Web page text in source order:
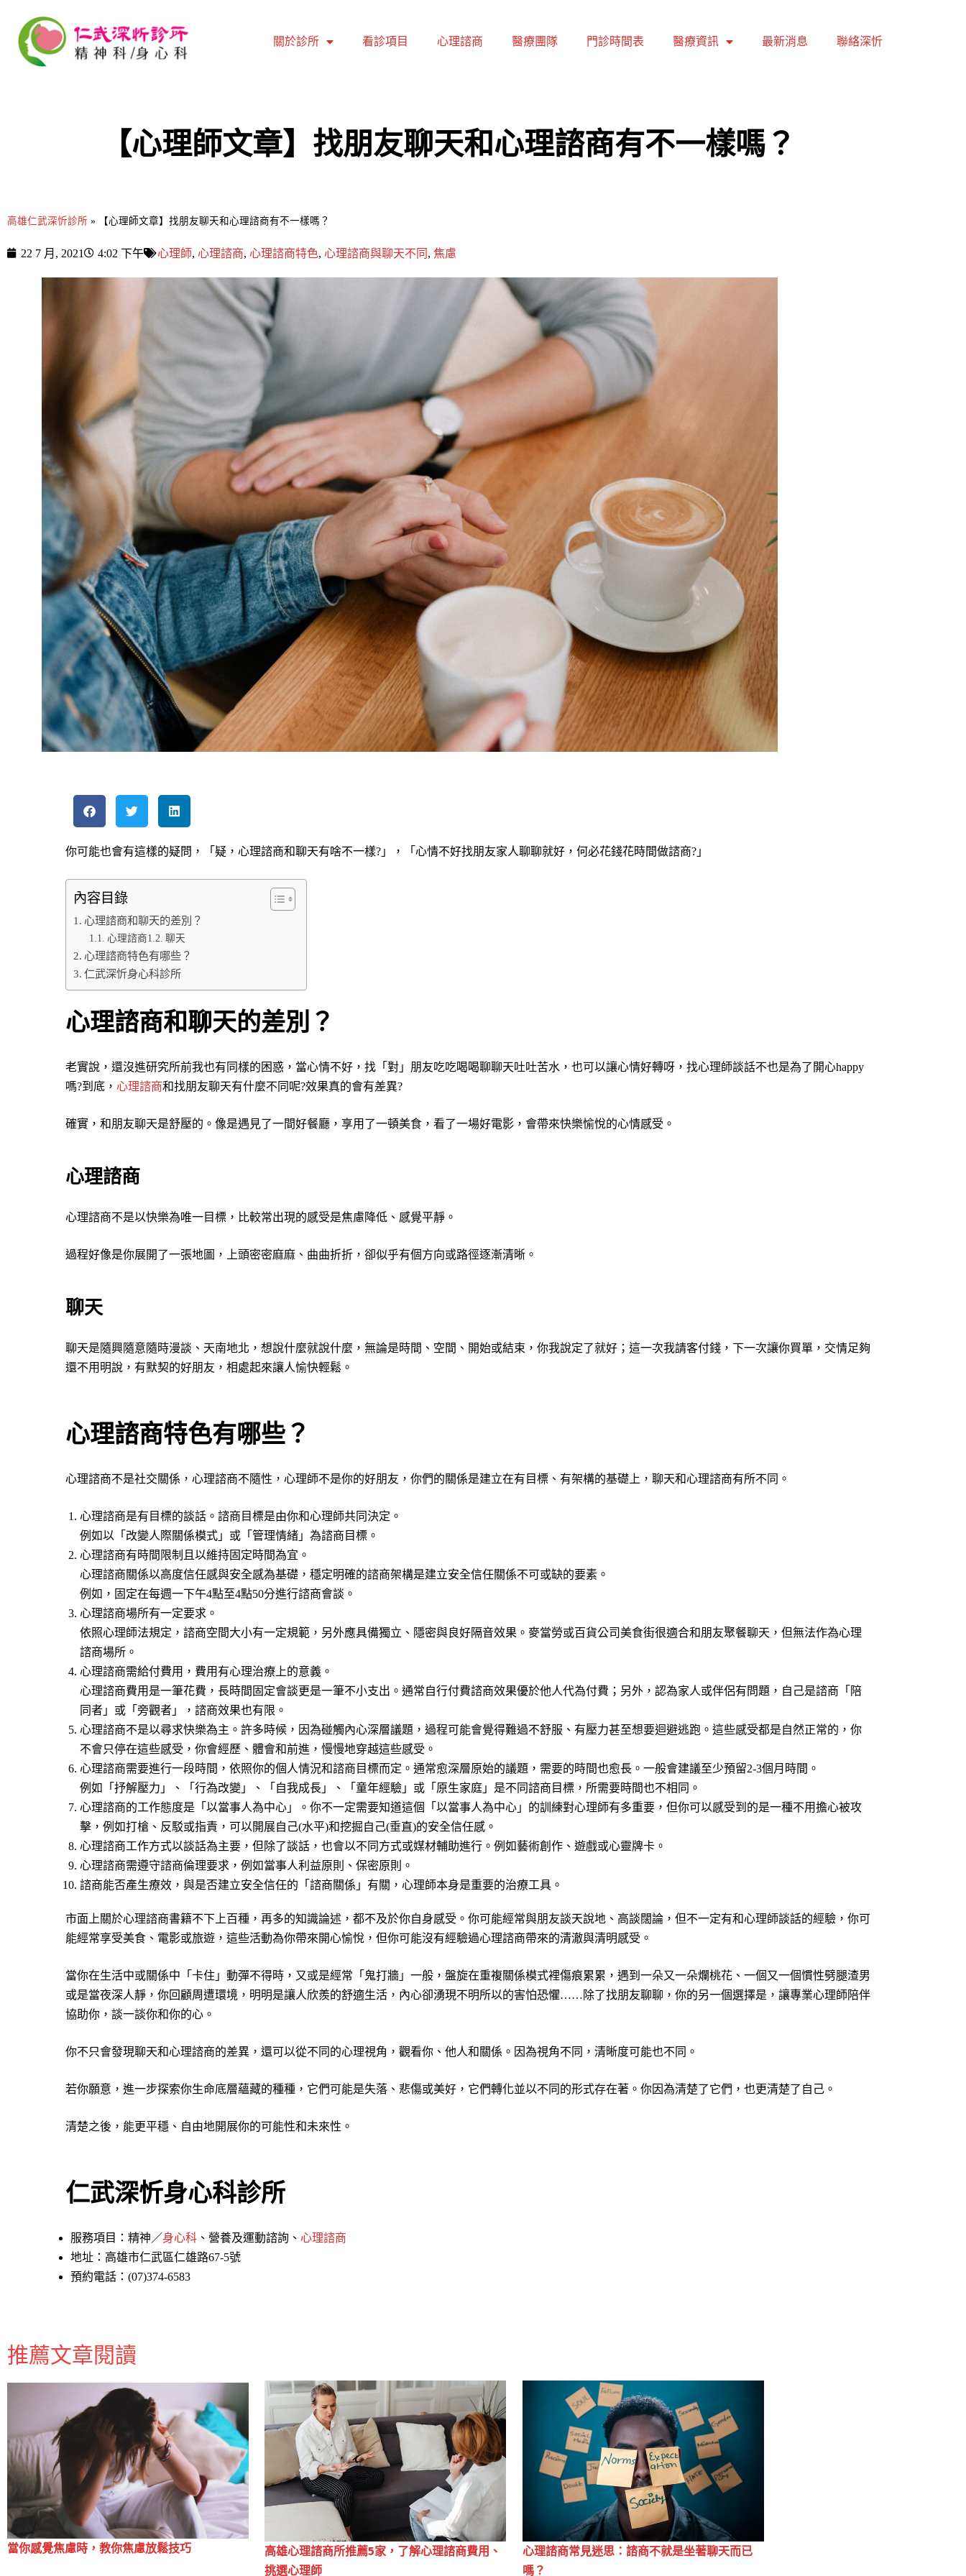
關於診所 看診項目 心理諮商 醫療團隊 門診時間表 醫療資訊 最新消息 聯絡深忻
【心理師文章】找朋友聊天和心理諮商有不一樣嗎？
高雄仁武深忻診所 » 【心理師文章】找朋友聊天和心理諮商有不一樣嗎？
22 7 月, 2021 4:02 下午 心理師, 心理諮商, 心理諮商特色, 心理諮商與聊天不同 , 焦慮
你可能也會有這樣的疑問，「疑，心理諮商和聊天有啥不一樣?」，「心情不好找朋友家人聊聊就好，何必花錢花時間做諮商?」
內容目錄
心理諮商和聊天的差別？
心理諮商 聊天
心理諮商特色有哪些？
仁武深忻身心科診所
心理諮商和聊天的差別？
老實說，還沒進研究所前我也有同樣的困惑，當心情不好，找「對」朋友吃吃喝喝聊聊天吐吐苦水，也可以讓心情好轉呀，找心理師談話不也是為了開心happy
嗎?到底， 心理諮商和找朋友聊天有什麼不同呢?效果真的會有差異?
確實，和朋友聊天是舒壓的。像是遇見了一間好餐廳，享用了一頓美食，看了一場好電影，會帶來快樂愉悅的心情感受。
心理諮商
心理諮商不是以快樂為唯一目標，比較常出現的感受是焦慮降低、感覺平靜。
過程好像是你展開了一張地圖，上頭密密麻麻、曲曲折折，卻似乎有個方向或路徑逐漸清晰。
聊天
聊天是隨興隨意隨時漫談、天南地北，想說什麼就說什麼，無論是時間、空間、開始或結束，你我說定了就好；這一次我請客付錢，下一次讓你買單，交情足夠
還不用明說，有默契的好朋友，相處起來讓人愉快輕鬆。
心理諮商特色有哪些？
心理諮商不是社交關係，心理諮商不隨性，心理師不是你的好朋友，你們的關係是建立在有目標、有架構的基礎上，聊天和心理諮商有所不同。
心理諮商是有目標的談話。諮商目標是由你和心理師共同決定。
例如以「改變人際關係模式」或「管理情緒」為諮商目標。
心理諮商有時間限制且以維持固定時間為宜。
心理諮商關係以高度信任感與安全感為基礎，穩定明確的諮商架構是建立安全信任關係不可或缺的要素。
例如，固定在每週一下午4點至4點50分進行諮商會談。
心理諮商場所有一定要求。
依照心理師法規定，諮商空間大小有一定規範，另外應具備獨立、隱密與良好隔音效果。麥當勞或百貨公司美食街很適合和朋友聚餐聊天，但無法作為心理
諮商場所。
心理諮商需給付費用，費用有心理治療上的意義。
心理諮商費用是一筆花費，長時間固定會談更是一筆不小支出。通常自行付費諮商效果優於他人代為付費；另外，認為家人或伴侶有問題，自己是諮商「陪
同者」或「旁觀者」，諮商效果也有限。
心理諮商不是以尋求快樂為主。許多時候，因為碰觸內心深層議題，過程可能會覺得難過不舒服、有壓力甚至想要迴避逃跑。這些感受都是自然正常的，你
不會只停在這些感受，你會經歷、體會和前進，慢慢地穿越這些感受。
心理諮商需要進行一段時間，依照你的個人情況和諮商目標而定。通常愈深層原始的議題，需要的時間也愈長。一般會建議至少預留2-3個月時間。
例如「抒解壓力」、「行為改變」、「自我成長」、「童年經驗」或「原生家庭」是不同諮商目標，所需要時間也不相同。
心理諮商的工作態度是「以當事人為中心」。你不一定需要知道這個「以當事人為中心」的訓練對心理師有多重要，但你可以感受到的是一種不用擔心被攻
擊，例如打槍、反駁或指責，可以開展自己(水平)和挖掘自己(垂直)的安全信任感。
心理諮商工作方式以談話為主要，但除了談話，也會以不同方式或媒材輔助進行。例如藝術創作、遊戲或心靈牌卡。
心理諮商需遵守諮商倫理要求，例如當事人利益原則、保密原則。
諮商能否產生療效，與是否建立安全信任的「諮商關係」有關，心理師本身是重要的治療工具。
市面上關於心理諮商書籍不下上百種，再多的知識論述，都不及於你自身感受。你可能經常與朋友談天說地、高談闊論，但不一定有和心理師談話的經驗，你可
能經常享受美食、電影或旅遊，這些活動為你帶來開心愉悅，但你可能沒有經驗過心理諮商帶來的清澈與清明感受。
當你在生活中或關係中「卡住」動彈不得時，又或是經常「鬼打牆」一般，盤旋在重複關係模式裡傷痕累累，遇到一朵又一朵爛桃花、一個又一個慣性劈腿渣男
或是當夜深人靜，你回顧周遭環境，明明是讓人欣羨的舒適生活，內心卻湧現不明所以的害怕恐懼……除了找朋友聊聊，你的另一個選擇是，讓專業心理師陪伴
協助你，談一談你和你的心。
你不只會發現聊天和心理諮商的差異，還可以從不同的心理視角，觀看你、他人和關係。因為視角不同，清晰度可能也不同。
若你願意，進一步探索你生命底層蘊藏的種種，它們可能是失落、悲傷或美好，它們轉化並以不同的形式存在著。你因為清楚了它們，也更清楚了自己。
清楚之後，能更平穩、自由地開展你的可能性和未來性。
仁武深忻身心科診所
服務項目：精神／身心科、營養及運動諮詢、 心理諮商
地址：高雄市仁武區仁雄路67-5號
預約電話：(07)374-6583
推薦文章閱讀
當你感覺焦慮時，教你焦慮放鬆技巧
高雄心理諮商所推薦5家，了解心理諮商費用、
挑選心理師
心理諮商常見迷思：諮商不就是坐著聊天而已
嗎？